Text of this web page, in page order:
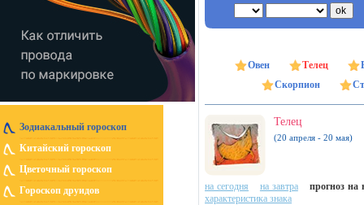
Зодиакальный гороскоп
Китайский гороскоп
Цветочный гороскоп
Гороскоп друидов
Овен Телец
Скорпион
Телец
(20 апреля - 20 мая)
на сегодня на завтра
прогноз на
характеристика знака